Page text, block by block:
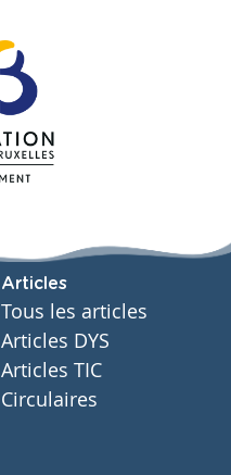
Articles
Tous les articles
Articles DYS
Articles TIC
Circulaires